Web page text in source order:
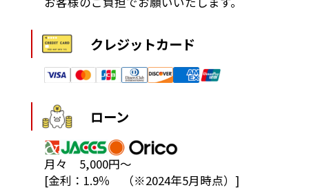
クレジットカード
ローン
月々 5,000円～
[金利：1.9％ （※2024年5月時点）]